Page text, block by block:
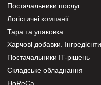
Постачальники послуг
Логістичні компанії
Тара та упаковка
Харчові добавки. Інгредієнти.
Постачальники IT-рішень
Складське обладнання
HoReCa